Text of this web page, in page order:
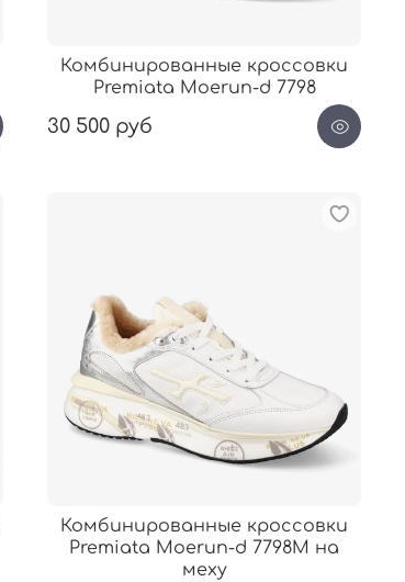
Комбинированные кроссовки
Premiata Moerun-d 7798
30 500 руб
Комбинированные кроссовки
Premiata Moerun-d 7798М на
меху